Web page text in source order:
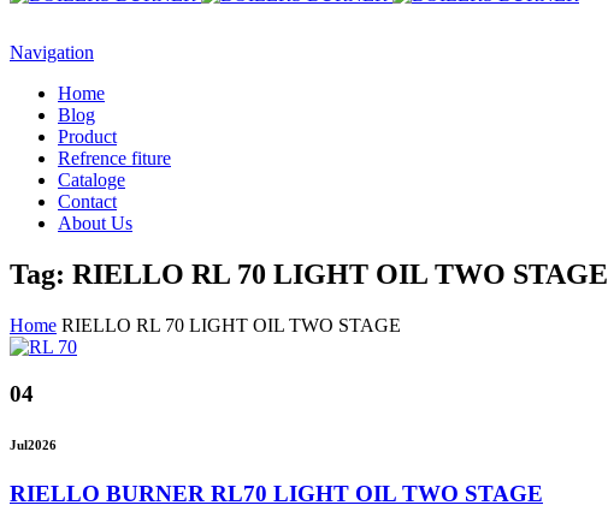
Navigation
Home
Blog
Product
Refrence fiture
Cataloge
Contact
About Us
Tag: RIELLO RL 70 LIGHT OIL TWO STAGE
Home RIELLO RL 70 LIGHT OIL TWO STAGE
04
Jul2026
RIELLO BURNER RL70 LIGHT OIL TWO STAGE